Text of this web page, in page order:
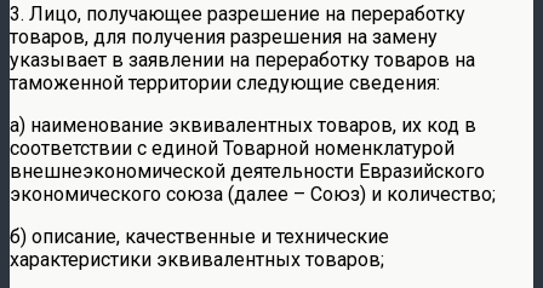
3. Лицо, получающее разрешение на переработку
товаров, для получения разрешения на замену
указывает в заявлении на переработку товаров на
таможенной территории следующие сведения:
а) наименование эквивалентных товаров, их код в
соответствии с единой Товарной номенклатурой
внешнеэкономической деятельности Евразийского
экономического союза (далее – Союз) и количество;
б) описание, качественные и технические
характеристики эквивалентных товаров;